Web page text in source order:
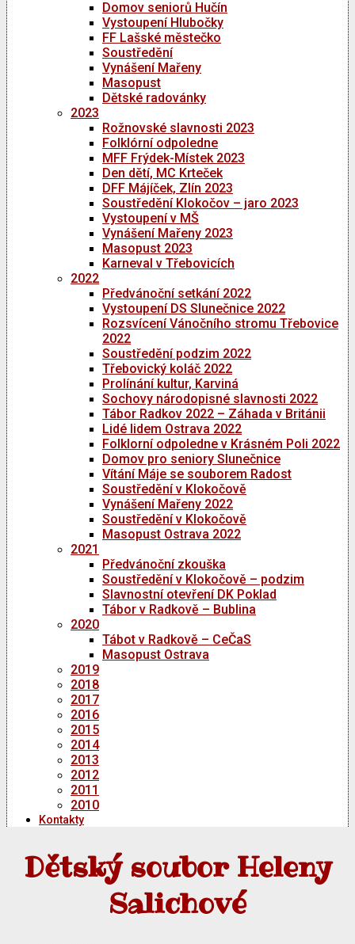
Domov seniorů Hučín
Vystoupení Hlubočky
FF Lašské městečko
Soustředění
Vynášení Mařeny
Masopust
Dětské radovánky
2023
Rožnovské slavnosti 2023
Folklórní odpoledne
MFF Frýdek-Místek 2023
Den dětí, MC Krteček
DFF Májíček, Zlín 2023
Soustředění Klokočov – jaro 2023
Vystoupení v MŠ
Vynášení Mařeny 2023
Masopust 2023
Karneval v Třebovicích
2022
Předvánoční setkání 2022
Vystoupení DS Slunečnice 2022
Rozsvícení Vánočního stromu Třebovice
2022
Soustředění podzim 2022
Třebovický koláč 2022
Prolínání kultur, Karviná
Sochovy národopisné slavnosti 2022
Tábor Radkov 2022 – Záhada v Británii
Lidé lidem Ostrava 2022
Folklorní odpoledne v Krásném Poli 2022
Domov pro seniory Slunečnice
Vítání Máje se souborem Radost
Soustředění v Klokočově
Vynášení Mařeny 2022
Soustředění v Klokočově
Masopust Ostrava 2022
2021
Předvánoční zkouška
Soustředění v Klokočově – podzim
Slavnostní otevření DK Poklad
Tábor v Radkově – Bublina
2020
Tábot v Radkově – CeČaS
Masopust Ostrava
2019
2018
2017
2016
2015
2014
2013
2012
2011
2010
Kontakty
Dětský soubor Heleny
Salichové